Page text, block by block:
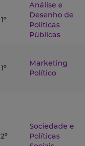
1º
Análise e
Desenho de
Políticas
Públicas
1º
Marketing
Político
2º
Sociedade e
Políticas